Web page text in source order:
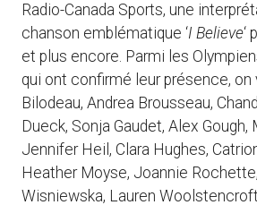
Radio-Canada Sports, une
chanson emblématique ‘I Believe‘
et plus encore. Parmi les
qui ont confirmé leur présence, on
Bilodeau, Andrea Brousseau,
Dueck, Sonja Gaudet, Alex
Jennifer Heil, Clara Hughes,
Heather Moyse, Joannie
Wisniewska, Lauren